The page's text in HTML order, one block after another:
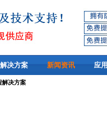
解决方案 新闻资讯 应
解决方案